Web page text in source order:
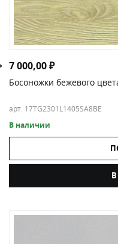
7 000,00₽
Босоножки бежевого
арт. 17TG2301L1405SA8BE
В наличии